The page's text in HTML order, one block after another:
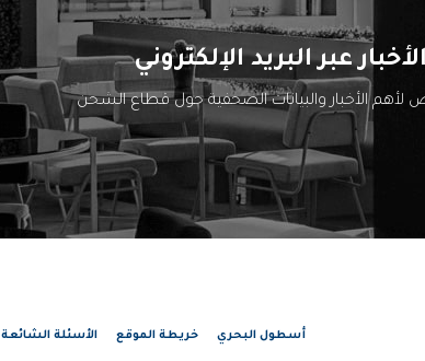
عبر البريد الإلكتروني
الأخبار والبيانات الصحفية حول قطاع الشحن
أسطول البحري خريطة الموقع الأسئلة الشائعة